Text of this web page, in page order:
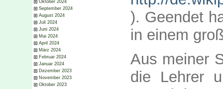
Oktober 2024
September 2024
August 2024
Juli 2024
Juni 2024
Mai 2024
April 2024
März 2024
Februar 2024
Januar 2024
Dezember 2023
November 2023
Oktober 2023
). Geendet
in einem
Aus meiner
die Lehrer